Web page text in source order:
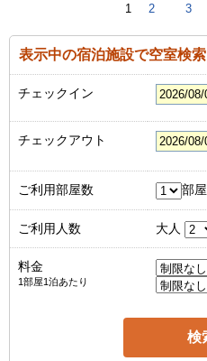
1 2 3
表示中の宿泊施設で空室検索
チェックイン
チェックアウト
ご利用部屋数 部屋
ご利用人数 大人
料金
1部屋1泊あたり